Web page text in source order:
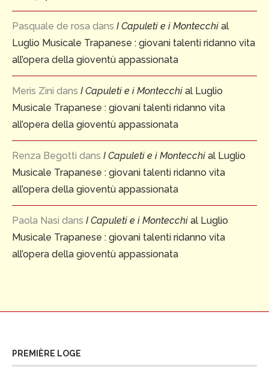
Pasquale de rosa dans I Capuleti e i Montecchi al
Luglio Musicale Trapanese : giovani talenti ridanno vita
all’opera della gioventù appassionata
Meris Zini dans I Capuleti e i Montecchi al Luglio
Musicale Trapanese : giovani talenti ridanno vita
all’opera della gioventù appassionata
Renza Begotti dans I Capuleti e i Montecchi al Luglio
Musicale Trapanese : giovani talenti ridanno vita
all’opera della gioventù appassionata
Paola Nasi dans I Capuleti e i Montecchi al Luglio
Musicale Trapanese : giovani talenti ridanno vita
all’opera della gioventù appassionata
PREMIÈRE LOGE